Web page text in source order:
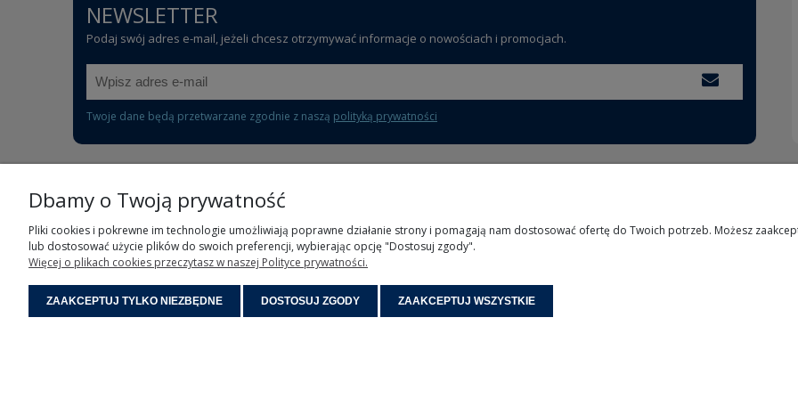
NEWSLETTER
Podaj swój adres e-mail, jeżeli chcesz otrzymywać informacje o nowościach i promocjach.
Twoje dane będą przetwarzane zgodnie z naszą polityką prywatności
Częste pytania
Polityka prywatności
Regulamin sklepu
Logowanie
Przechowalnia
Ustawienia konta
Dbamy o Twoją prywatność
Pliki cookies i pokrewne im technologie umożliwiają poprawne działanie strony i pomagają nam dostosować ofertę do Twoich potrzeb. Możesz
lub dostosować użycie plików do swoich preferencji, wybierając opcję "Dostosuj zgody".
Więcej o plikach cookies przeczytasz w naszej Polityce prywatności.
ZAAKCEPTUJ TYLKO NIEZBĘDNE DOSTOSUJ ZGODY ZAAKCEPTUJ WSZYSTKIE